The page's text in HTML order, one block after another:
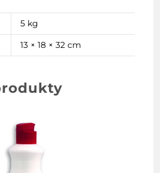
5 kg
13 × 18 × 32 cm